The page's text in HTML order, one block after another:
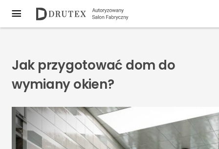
Jak przygotować dom do
wymiany okien?